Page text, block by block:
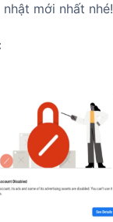
mới nhất nhé!